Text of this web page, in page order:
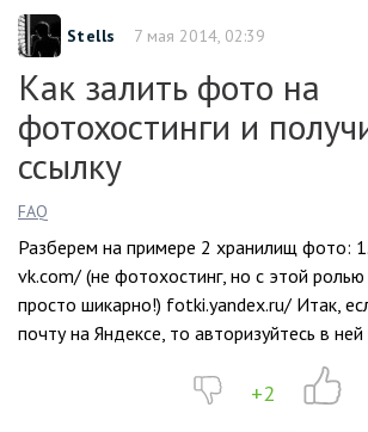
Stells 7 мая 2014, 02:39
Как залить фото на
фотохостинги и
ссылку
FAQ
Разберем на примере 2 хранилищ фото:
vk.com/ (не фотохостинг, но с этой ролью
просто шикарно!) fotki.yandex.ru/ Итак,
почту на Яндексе, то авторизуйтесь в ней
+2